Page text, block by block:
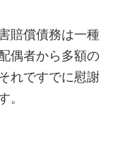
賠償債務は一種
偶者から多額の
れですでに慰謝
。